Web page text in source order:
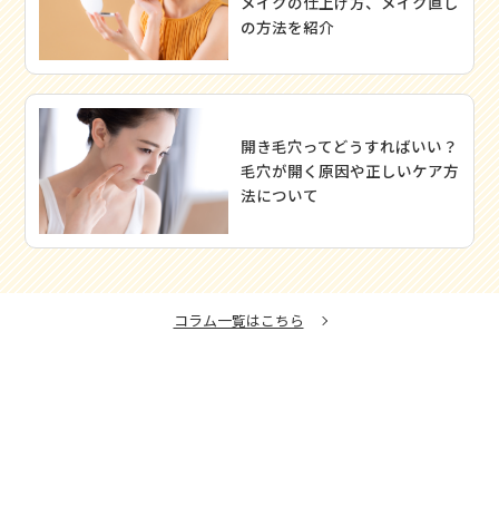
の方法を紹介
開き毛穴ってどうすればいい？
毛穴が開く原因や正しいケア方
法について
コラム一覧はこちら